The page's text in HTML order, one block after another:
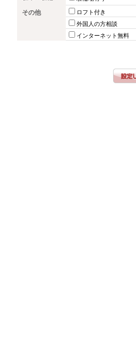
その他 ロフト付き
外国人の方相談
インターネット無料